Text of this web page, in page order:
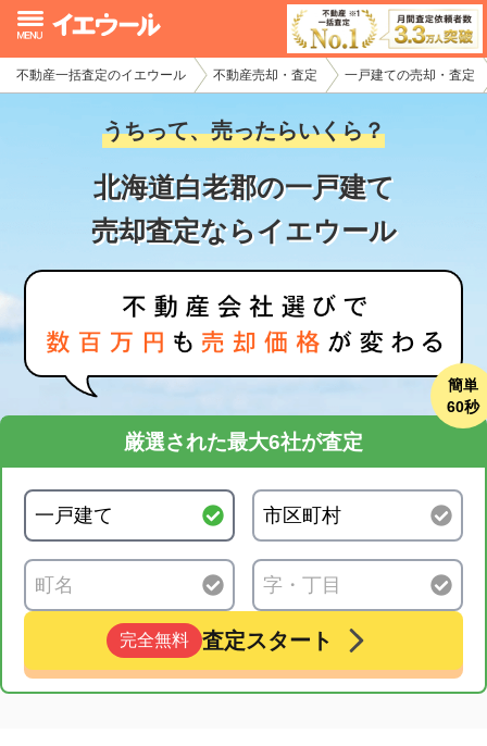
不動産一括査定のイエウール 不動産売却・査定 一戸建ての売却・査定
うちって、売ったらいくら？
北海道白老郡の一戸建て
売却査定ならイエウール
簡単
60秒
厳選された最大6社が査定
完全無料 査定スタート
イエウール加盟希望の不動産会社様
初めての方へ
不動産売却の流れ
不動産の売却・一括査定
家査定シミュレーター
お問い合わせ